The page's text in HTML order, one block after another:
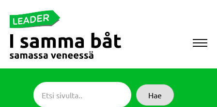
suoraan
sisältöön
Sameboat
Hae